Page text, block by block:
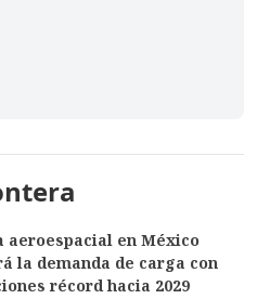
aeroespacial en México
la demanda de carga con
récord hacia 2029